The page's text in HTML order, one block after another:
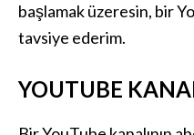
başlamak üzeresin, bir
tavsiye ederim.
YOUTUBE